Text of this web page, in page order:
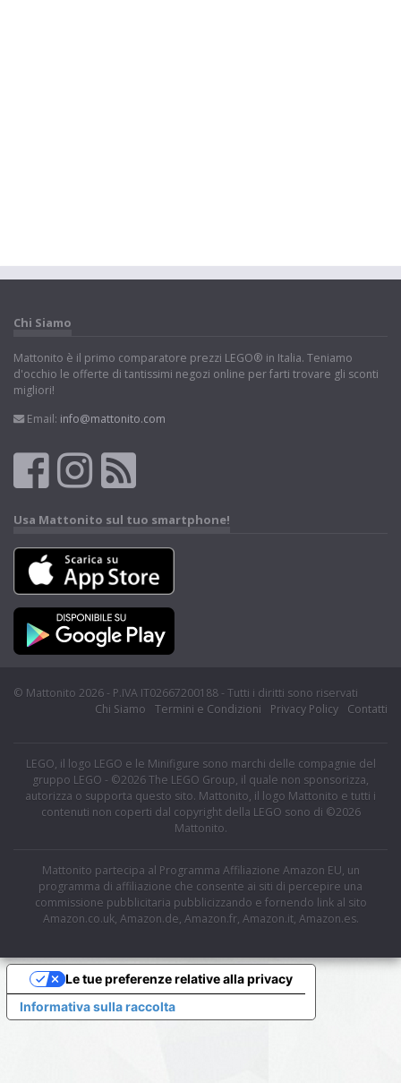
Chi Siamo
Mattonito è il primo comparatore prezzi LEGO® in Italia. Teniamo
d'occhio le offerte di tantissimi negozi online per farti trovare gli sconti
migliori!
Email: info@mattonito.com
Usa Mattonito sul tuo smartphone!
© Mattonito 2026 - P.IVA IT02667200188 - Tutti i diritti sono riservati
Chi Siamo
Termini e Condizioni Privacy Policy Contatti
LEGO, il logo LEGO e le Minifigure sono marchi delle compagnie del
gruppo LEGO - ©2026 The LEGO Group, il quale non sponsorizza,
autorizza o supporta questo sito. Mattonito, il logo Mattonito e tutti i
contenuti non coperti dal copyright della LEGO sono di ©2026
Mattonito.
Mattonito partecipa al Programma Affiliazione Amazon EU, un
programma di affiliazione che consente ai siti di percepire una
commissione pubblicitaria pubblicizzando e fornendo link al sito
Amazon.co.uk, Amazon.de, Amazon.fr, Amazon.it, Amazon.es.
Informativa sulla raccolta
Le tue preferenze relative alla privacy